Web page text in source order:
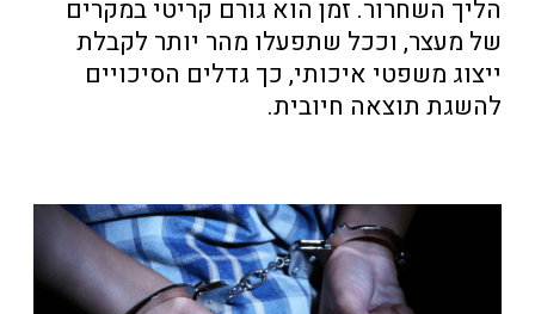
הליך השחרור. זמן הוא גורם קריטי במקרים
של מעצר, וככל שתפעלו מהר יותר לקבלת
ייצוג משפטי איכותי, כך גדלים הסיכויים
להשגת תוצאה חיובית.